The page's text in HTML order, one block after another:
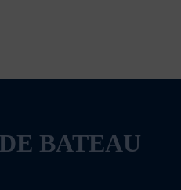
BATEAU